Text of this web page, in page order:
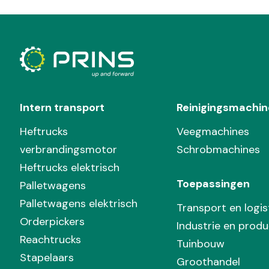
Intern transport
Heftrucks
verbrandingsmotor
Heftrucks elektrisch
Palletwagens
Palletwagens elektrisch
Orderpickers
Reachtrucks
Stapelaars
Veegmachines
Schrobmachines
Toepassingen
Transport en
Industrie en
Tuinbouw
Groothandel